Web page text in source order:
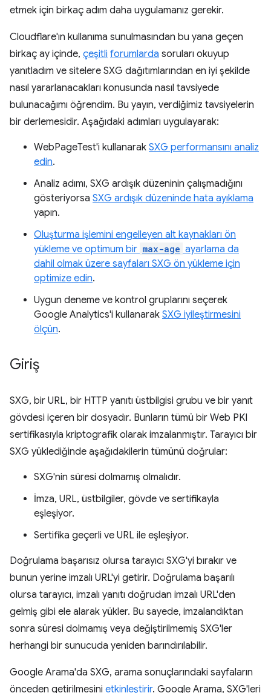
etmek için birkaç adım daha uygulamanız gerekir.
Cloudflare'ın kullanıma sunulmasından bu yana geçen
birkaç ay içinde, çeşitli forumlarda soruları okuyup
yanıtladım ve sitelere SXG dağıtımlarından en iyi şekilde
nasıl yararlanacakları konusunda nasıl tavsiyede
bulunacağımı öğrendim. Bu yayın, verdiğimiz tavsiyelerin
bir derlemesidir. Aşağıdaki adımları uygulayarak:
WebPageTest'i kullanarak SXG performansını analiz
edin.
Analiz adımı, SXG ardışık düzeninin çalışmadığını
gösteriyorsa SXG ardışık düzeninde hata ayıklama
yapın.
Oluşturma işlemini engelleyen alt kaynakları ön
yükleme ve optimum bir max-age ayarlama da
dahil olmak üzere sayfaları SXG ön yükleme için
optimize edin.
Uygun deneme ve kontrol gruplarını seçerek
Google Analytics'i kullanarak SXG iyileştirmesini
ölçün.
Giriş
SXG, bir URL, bir HTTP yanıtı üstbilgisi grubu ve bir yanıt
gövdesi içeren bir dosyadır. Bunların tümü bir Web PKI
sertifikasıyla kriptografik olarak imzalanmıştır. Tarayıcı bir
SXG yüklediğinde aşağıdakilerin tümünü doğrular:
SXG'nin süresi dolmamış olmalıdır.
İmza, URL, üstbilgiler, gövde ve sertifikayla
eşleşiyor.
Sertifika geçerli ve URL ile eşleşiyor.
Doğrulama başarısız olursa tarayıcı SXG'yi bırakır ve
bunun yerine imzalı URL'yi getirir. Doğrulama başarılı
olursa tarayıcı, imzalı yanıtı doğrudan imzalı URL'den
gelmiş gibi ele alarak yükler. Bu sayede, imzalandıktan
sonra süresi dolmamış veya değiştirilmemiş SXG'ler
herhangi bir sunucuda yeniden barındırılabilir.
Google Arama'da SXG, arama sonuçlarındaki sayfaların
önceden getirilmesini etkinleştirir. Google Arama, SXG'leri